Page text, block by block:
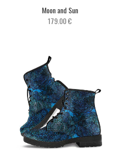
Moon and Sun
179.00 €